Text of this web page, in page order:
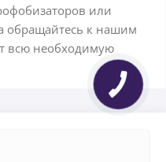
или
обращайтесь к нашим
всю необходимую